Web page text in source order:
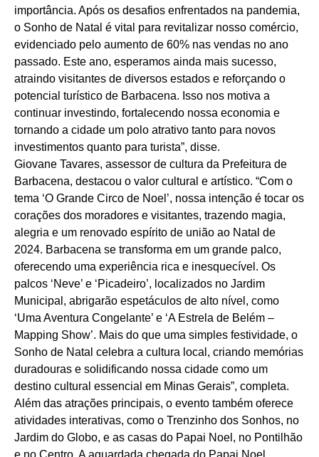
importância. Após os desafios enfrentados na pandemia,
o Sonho de Natal é vital para revitalizar nosso comércio,
evidenciado pelo aumento de 60% nas vendas no ano
passado. Este ano, esperamos ainda mais sucesso,
atraindo visitantes de diversos estados e reforçando o
potencial turístico de Barbacena. Isso nos motiva a
continuar investindo, fortalecendo nossa economia e
tornando a cidade um polo atrativo tanto para novos
investimentos quanto para turista”, disse.
Giovane Tavares, assessor de cultura da Prefeitura de
Barbacena, destacou o valor cultural e artístico. “Com o
tema ‘O Grande Circo de Noel’, nossa intenção é tocar os
corações dos moradores e visitantes, trazendo magia,
alegria e um renovado espírito de união ao Natal de
2024. Barbacena se transforma em um grande palco,
oferecendo uma experiência rica e inesquecível. Os
palcos ‘Neve’ e ‘Picadeiro’, localizados no Jardim
Municipal, abrigarão espetáculos de alto nível, como
‘Uma Aventura Congelante’ e ‘A Estrela de Belém –
Mapping Show’. Mais do que uma simples festividade, o
Sonho de Natal celebra a cultura local, criando memórias
duradouras e solidificando nossa cidade como um
destino cultural essencial em Minas Gerais”, completa.
Além das atrações principais, o evento também oferece
atividades interativas, como o Trenzinho dos Sonhos, no
Jardim do Globo, e as casas do Papai Noel, no Pontilhão
e no Centro. A aguardada chegada do Papai Noel